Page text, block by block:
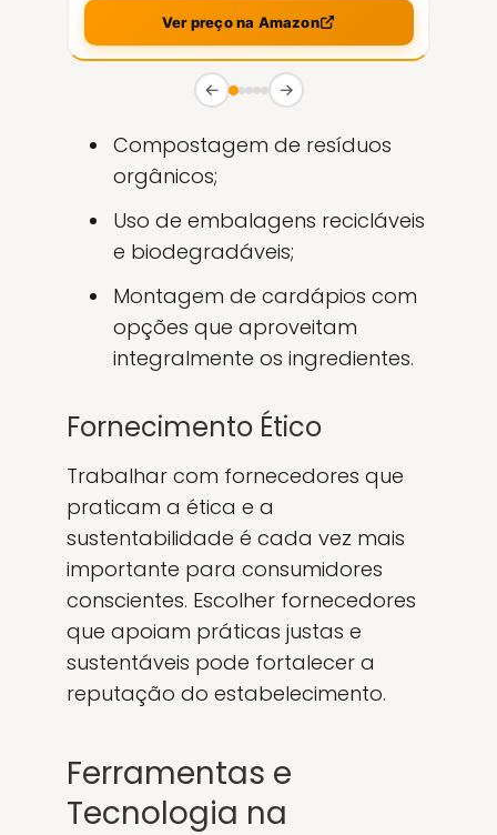
Ver preço na Amazon
← →
Compostagem de resíduos
orgânicos;
Uso de embalagens recicláveis
e biodegradáveis;
Montagem de cardápios com
opções que aproveitam
integralmente os ingredientes.
Fornecimento Ético
Trabalhar com fornecedores que
praticam a ética e a
sustentabilidade é cada vez mais
importante para consumidores
conscientes. Escolher fornecedores
que apoiam práticas justas e
sustentáveis pode fortalecer a
reputação do estabelecimento.
Ferramentas e
Tecnologia na